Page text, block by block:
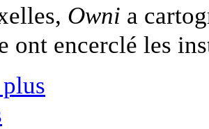
Owni a
ont encerclé les